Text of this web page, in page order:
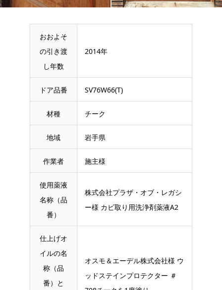
おおよそ
の引き渡
し年数
2014年
ドア品番 SV76W66(T)
材種 チーク
地域 岩手県
作業者 施主様
使用薬液
名称（品
番）
株式会社プラザ・オブ・レガシ
ー様 カビ取り用洗浄剤薬液A2
仕上げオ
イルの名
称（品
番）と
オスモ＆エーデル株式会社様 ウ
ッドステインプロテクター ＃